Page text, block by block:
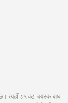
त्यहाँ ८५ वटा बयस्क बाघ